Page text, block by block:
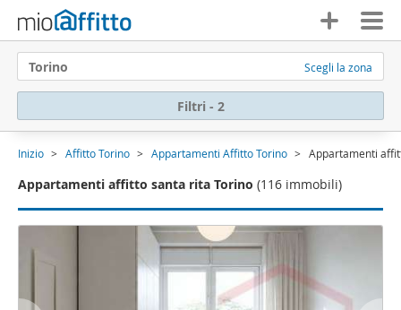
Torino Scegli la zona
Filtri - 2
Inizio Affitto Torino Appartamenti Affitto Torino Appartamenti
Appartamenti affitto santa rita Torino (116 immobili)